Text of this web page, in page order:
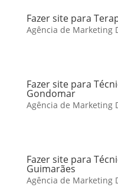
Fazer site para
Agência de Marketing
Fazer site para
Gondomar
Agência de Marketing
Fazer site para
Guimarães
Agência de Marketing